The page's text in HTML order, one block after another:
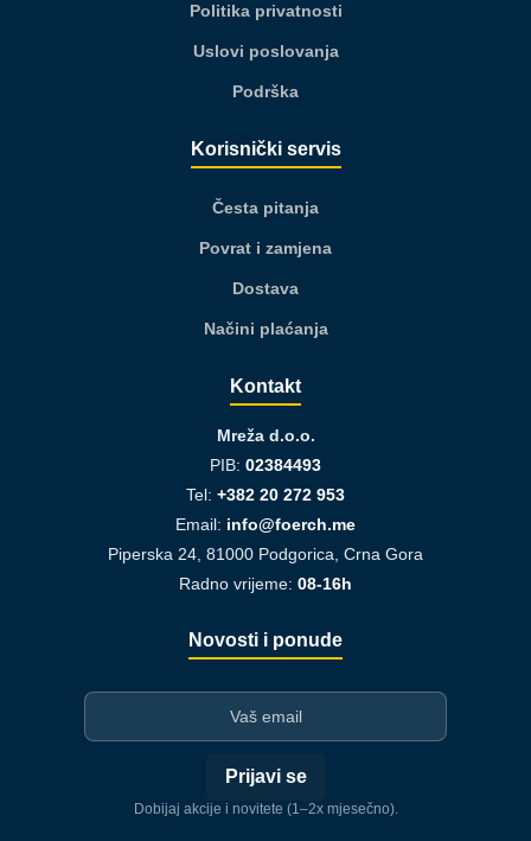
Politika privatnosti
Uslovi poslovanja
Podrška
Korisnički servis
Česta pitanja
Povrat i zamjena
Dostava
Načini plaćanja
Kontakt
Mreža d.o.o.
PIB: 02384493
Tel: +382 20 272 953
Email: info@foerch.me
Piperska 24, 81000 Podgorica, Crna Gora
Radno vrijeme: 08-16h
Novosti i ponude
Prijavi se
Dobijaj akcije i novitete (1–2x mjesečno).